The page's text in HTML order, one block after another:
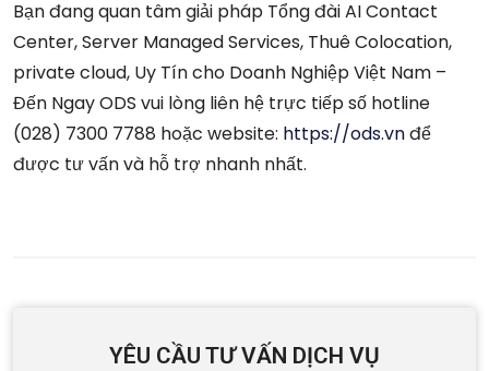
Bạn đang quan tâm giải pháp Tổng đài AI Contact
Center, Server Managed Services, Thuê Colocation,
private cloud, Uy Tín cho Doanh Nghiệp Việt Nam –
Đến Ngay ODS vui lòng liên hệ trực tiếp số hotline
(028) 7300 7788 hoặc website: https://ods.vnđể
được tư vấn và hỗ trợ nhanh nhất.
YÊU CẦU TƯ VẤN DỊCH VỤ